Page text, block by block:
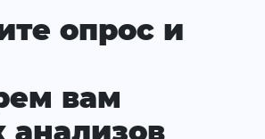
опрос и
вам
анализов